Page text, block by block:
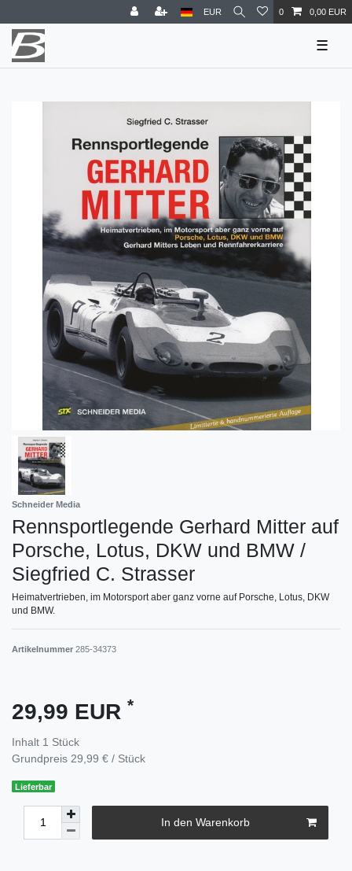
EUR 0 0,00 EUR
☰
Schneider Media
Rennsportlegende Gerhard Mitter auf
Porsche, Lotus, DKW und BMW /
Siegfried C. Strasser
Heimatvertrieben, im Motorsport aber ganz vorne auf Porsche, Lotus, DKW
und BMW.
Artikelnummer 285-34373
29,99 EUR *
Inhalt 1 Stück
Grundpreis 29,99 € / Stück
Lieferbar
In den Warenkorb